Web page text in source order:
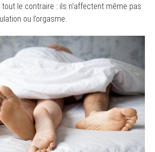
tout le contraire : ils n’affectent même pas
ou l’orgasme.